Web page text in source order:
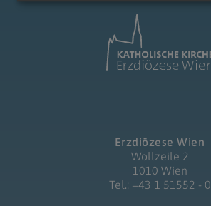
Erzdiözese Wien
Wollzeile 2
1010 Wien
Tel.: +43 1 51552 - 0